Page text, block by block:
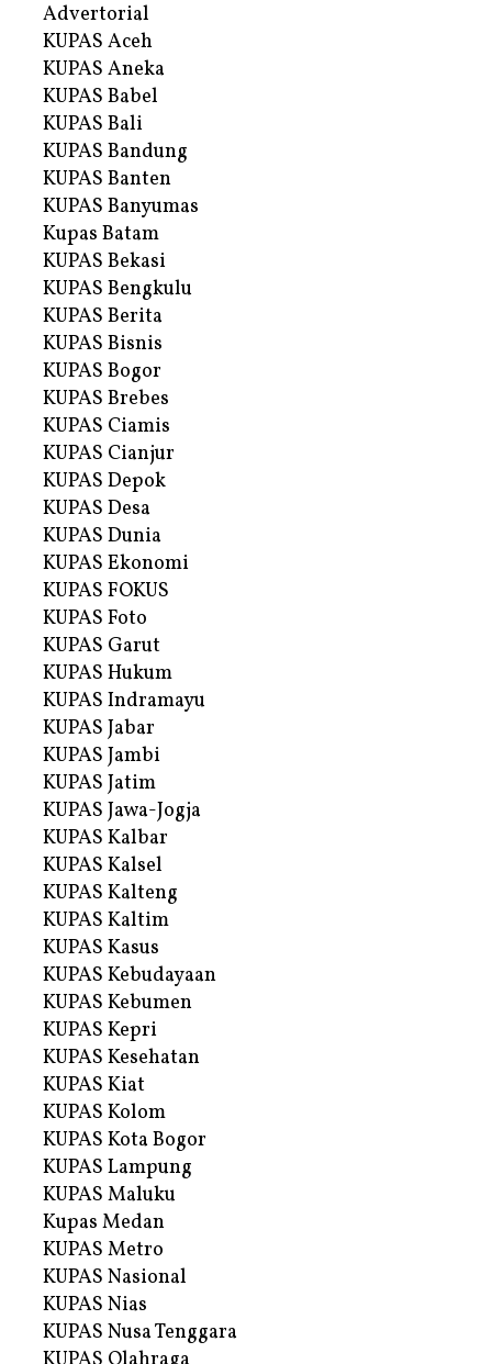
Advertorial
KUPAS Aceh
KUPAS Aneka
KUPAS Babel
KUPAS Bali
KUPAS Bandung
KUPAS Banten
KUPAS Banyumas
Kupas Batam
KUPAS Bekasi
KUPAS Bengkulu
KUPAS Berita
KUPAS Bisnis
KUPAS Bogor
KUPAS Brebes
KUPAS Ciamis
KUPAS Cianjur
KUPAS Depok
KUPAS Desa
KUPAS Dunia
KUPAS Ekonomi
KUPAS FOKUS
KUPAS Foto
KUPAS Garut
KUPAS Hukum
KUPAS Indramayu
KUPAS Jabar
KUPAS Jambi
KUPAS Jatim
KUPAS Jawa-Jogja
KUPAS Kalbar
KUPAS Kalsel
KUPAS Kalteng
KUPAS Kaltim
KUPAS Kasus
KUPAS Kebudayaan
KUPAS Kebumen
KUPAS Kepri
KUPAS Kesehatan
KUPAS Kiat
KUPAS Kolom
KUPAS Kota Bogor
KUPAS Lampung
KUPAS Maluku
Kupas Medan
KUPAS Metro
KUPAS Nasional
KUPAS Nias
KUPAS Nusa Tenggara